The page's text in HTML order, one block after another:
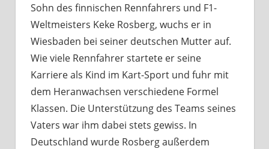
Sohn des finnischen Rennfahrers und F1-
Weltmeisters Keke Rosberg, wuchs er in
Wiesbaden bei seiner deutschen Mutter auf.
Wie viele Rennfahrer startete er seine
Karriere als Kind im Kart-Sport und fuhr mit
dem Heranwachsen verschiedene Formel
Klassen. Die Unterstützung des Teams seines
Vaters war ihm dabei stets gewiss. In
Deutschland wurde Rosberg außerdem